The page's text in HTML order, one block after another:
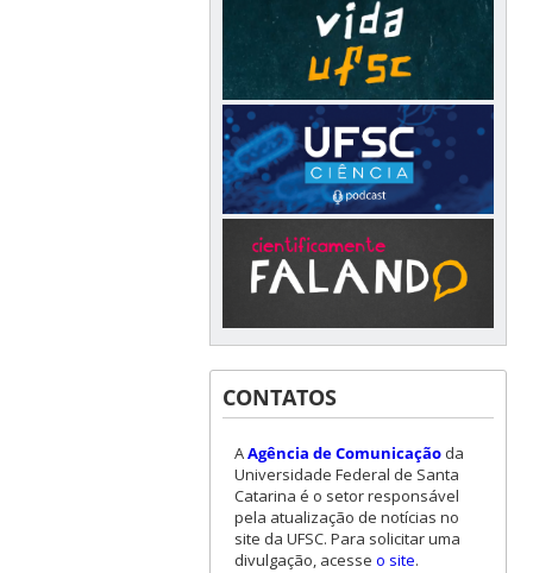
CONTATOS
AAgência de Comunicaçãoda
Universidade Federal de Santa
Catarina é o setor responsável
pela atualização de notícias no
site da UFSC. Para solicitar uma
divulgação, acesse o site.